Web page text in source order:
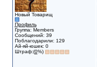
Новый Товарищ
Профиль
Группа: Members
Сообщений: 39
Поблагодарили: 129
Ай-яй-юшек: 0
Штраф:(0%)